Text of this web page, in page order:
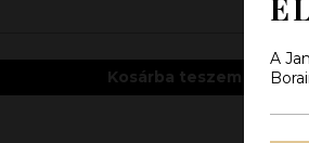
Kosárba teszem
A